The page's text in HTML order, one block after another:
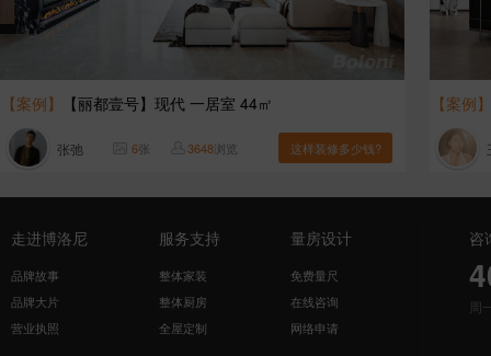
【案例】 【丽都壹号】现代 一居室 44㎡
张弛 6张 3648浏览 这样装修多少钱?
【案例】
走进博洛尼
品牌故事
品牌大片
营业执照
服务支持
整体家装
整体厨房
全屋定制
量房设计
免费量尺
在线咨询
网络申请
咨
周